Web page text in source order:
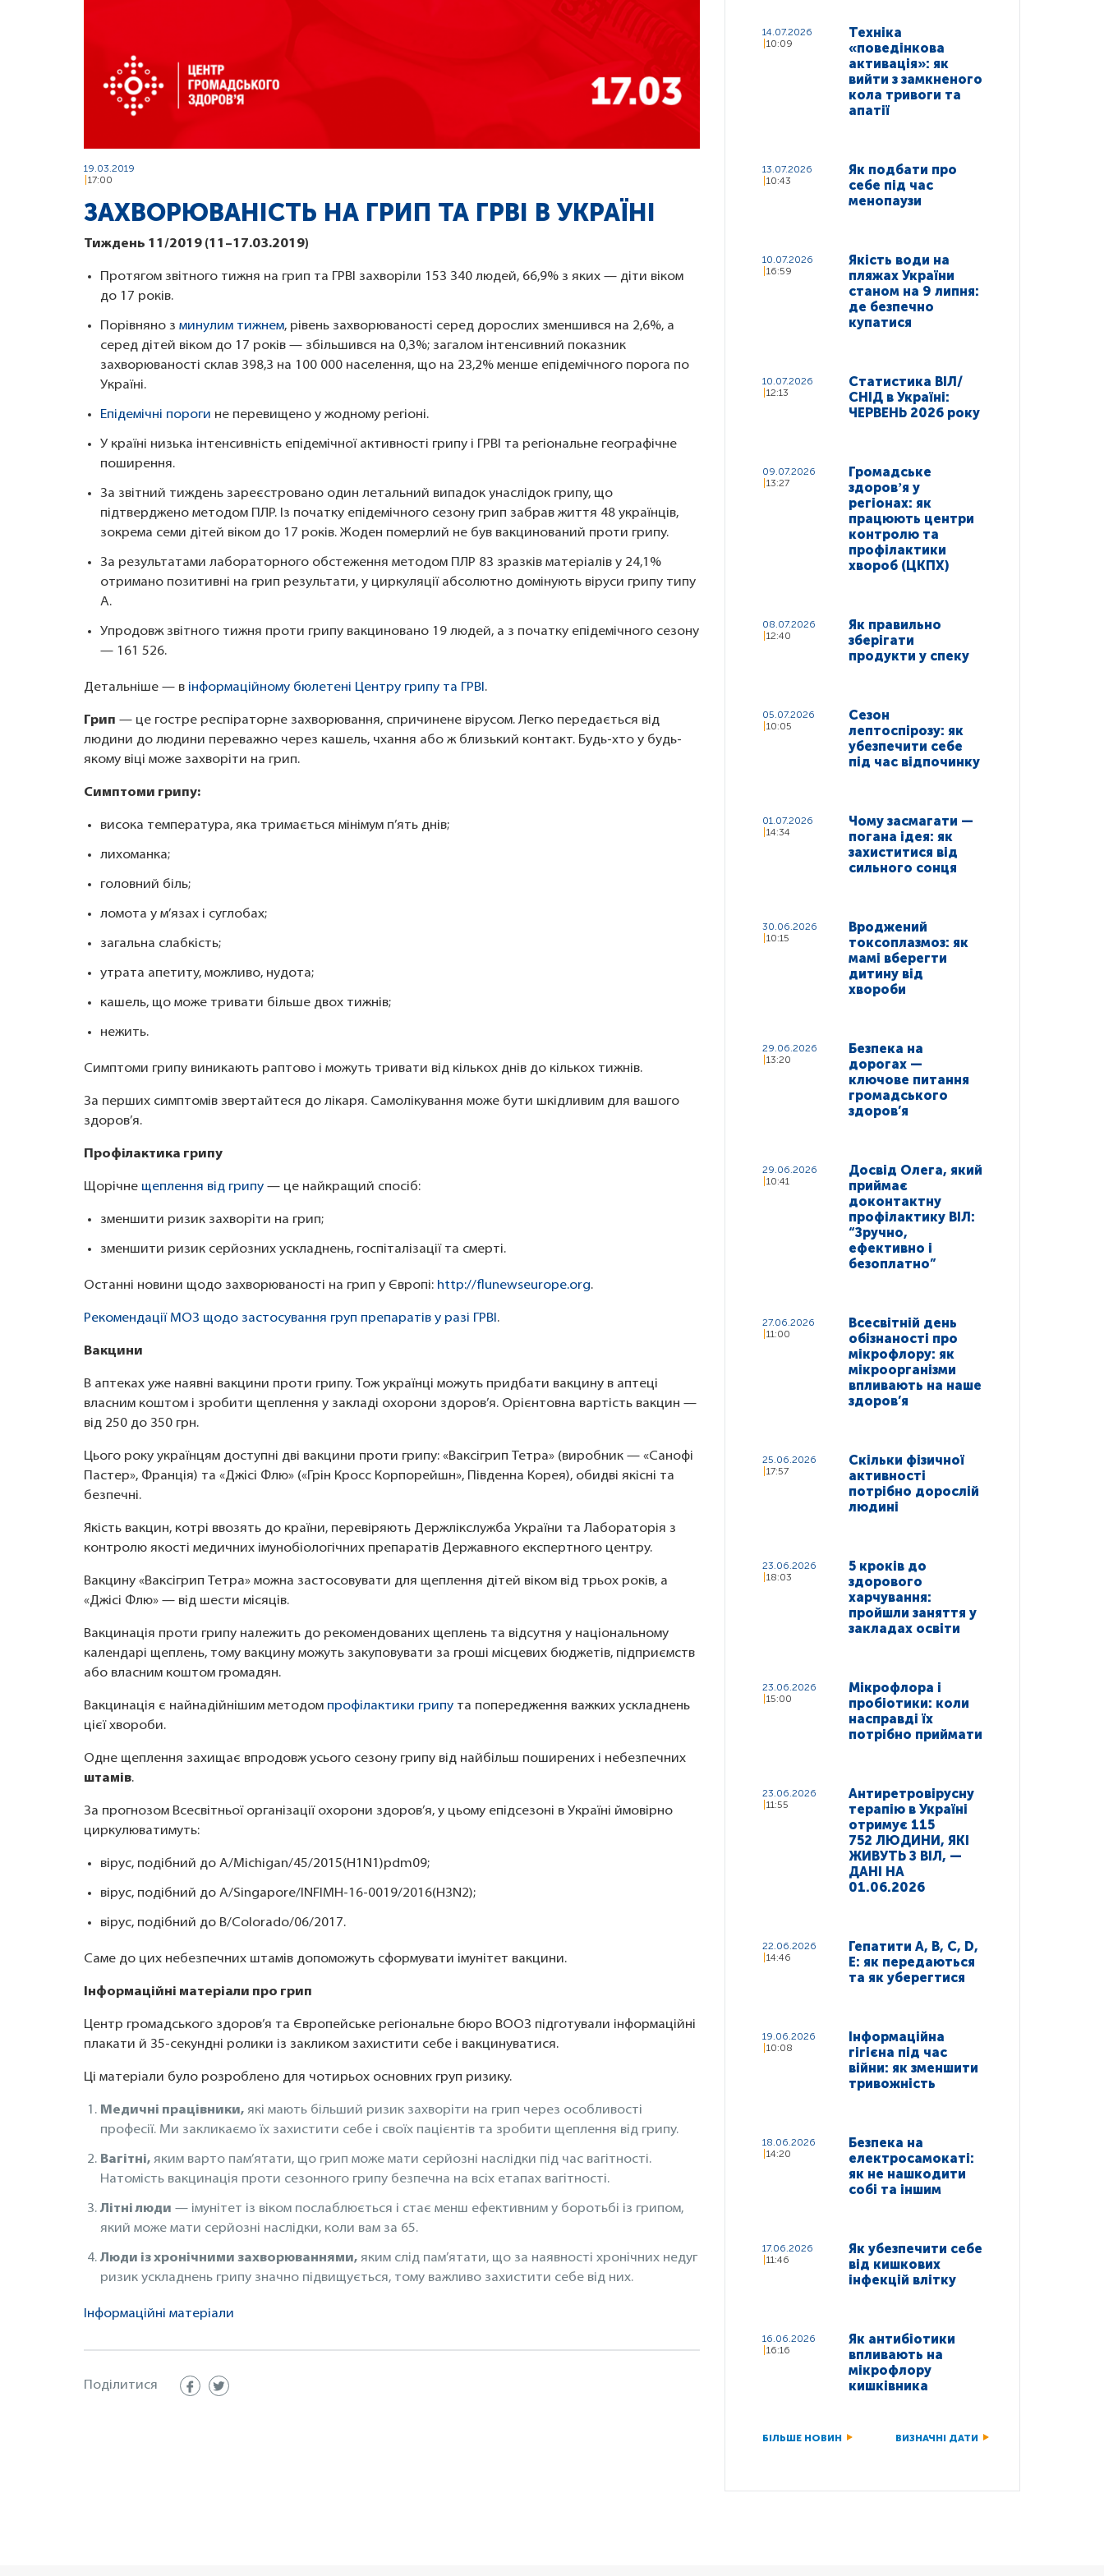
19.03.2019
17:00
ЗАХВОРЮВАНІСТЬ НА ГРИП ТА ГРВІ В УКРАЇНІ
Тиждень 11/2019 (11–17.03.2019)
Протягом звітного тижня на грип та ГРВІ захворіли 153 340 людей, 66,9% з яких — діти віком
до 17 років.
Порівняно з минулим тижнем, рівень захворюваності серед дорослих зменшився на 2,6%, а
серед дітей віком до 17 років — збільшився на 0,3%; загалом інтенсивний показник
захворюваності склав 398,3 на 100 000 населення, що на 23,2% менше епідемічного порога по
Україні.
Епідемічні пороги не перевищено у жодному регіоні.
У країні низька інтенсивність епідемічної активності грипу і ГРВІ та регіональне географічне
поширення.
За звітний тиждень зареєстровано один летальний випадок унаслідок грипу, що
підтверджено методом ПЛР. Із початку епідемічного сезону грип забрав життя 48 українців,
зокрема семи дітей віком до 17 років. Жоден померлий не був вакцинований проти грипу.
За результатами лабораторного обстеження методом ПЛР 83 зразків матеріалів у 24,1%
отримано позитивні на грип результати, у циркуляції абсолютно домінують віруси грипу типу
A.
Упродовж звітного тижня проти грипу вакциновано 19 людей, а з початку епідемічного сезону
— 161 526.
Детальніше — в інформаційному бюлетені Центру грипу та ГРВІ.
Грип — це гостре респіраторне захворювання, спричинене вірусом. Легко передається від
людини до людини переважно через кашель, чхання або ж близький контакт. Будь-хто у будь-
якому віці може захворіти на грип.
Симптоми грипу:
висока температура, яка тримається мінімум п’ять днів;
лихоманка;
головний біль;
ломота у м’язах і суглобах;
загальна слабкість;
утрата апетиту, можливо, нудота;
кашель, що може тривати більше двох тижнів;
нежить.
Симптоми грипу виникають раптово і можуть тривати від кількох днів до кількох тижнів.
За перших симптомів звертайтеся до лікаря. Самолікування може бути шкідливим для вашого
здоров’я.
Профілактика грипу
Щорічне щеплення від грипу — це найкращий спосіб:
зменшити ризик захворіти на грип;
зменшити ризик серйозних ускладнень, госпіталізації та смерті.
Останні новини щодо захворюваності на грип у Європі: http://flunewseurope.org.
Рекомендації МОЗ щодо застосування груп препаратів у разі ГРВІ.
Вакцини
В аптеках уже наявні вакцини проти грипу. Тож українці можуть придбати вакцину в аптеці
власним коштом і зробити щеплення у закладі охорони здоров’я. Орієнтовна вартість вакцин —
від 250 до 350 грн.
Цього року українцям доступні дві вакцини проти грипу: «Ваксігрип Тетра» (виробник — «Санофі
Пастер», Франція) та «Джісі Флю» («Грін Кросс Корпорейшн», Південна Корея), обидві якісні та
безпечні.
Якість вакцин, котрі ввозять до країни, перевіряють Держлікслужба України та Лабораторія з
контролю якості медичних імунобіологічних препаратів Державного експертного центру.
Вакцину «Ваксігрип Тетра» можна застосовувати для щеплення дітей віком від трьох років, а
«Джісі Флю» — від шести місяців.
Вакцинація проти грипу належить до рекомендованих щеплень та відсутня у національному
календарі щеплень, тому вакцину можуть закуповувати за гроші місцевих бюджетів, підприємств
або власним коштом громадян.
Вакцинація є найнадійнішим методом профілактики грипу та попередження важких ускладнень
цієї хвороби.
Одне щеплення захищає впродовж усього сезону грипу від найбільш поширених і небезпечних
штамів.
За прогнозом Всесвітньої організації охорони здоров’я, у цьому епідсезоні в Україні ймовірно
циркулюватимуть:
вірус, подібний до A/Michigan/45/2015(H1N1)pdm09;
вірус, подібний до A/Singapore/INFIMH-16-0019/2016(H3N2);
вірус, подібний до B/Colorado/06/2017.
Саме до цих небезпечних штамів допоможуть сформувати імунітет вакцини.
Інформаційні матеріали про грип
Центр громадського здоров’я та Європейське регіональне бюро ВООЗ підготували інформаційні
плакати й 35-секундні ролики із закликом захистити себе і вакцинуватися.
Ці матеріали було розроблено для чотирьох основних груп ризику.
Медичні працівники, які мають більший ризик захворіти на грип через особливості
професії. Ми закликаємо їх захистити себе і своїх пацієнтів та зробити щеплення від грипу.
Вагітні, яким варто пам’ятати, що грип може мати серйозні наслідки під час вагітності.
Натомість вакцинація проти сезонного грипу безпечна на всіх етапах вагітності.
Літні люди — імунітет із віком послаблюється і стає менш ефективним у боротьбі із грипом,
який може мати серйозні наслідки, коли вам за 65.
Люди із хронічними захворюваннями, яким слід пам’ятати, що за наявності хронічних недуг
ризик ускладнень грипу значно підвищується, тому важливо захистити себе від них.
Інформаційні матеріали
Поділитися
14.07.2026
10:09
Техніка
«поведінкова
активація»: як
вийти з замкненого
кола тривоги та
апатії
13.07.2026
10:43
Як подбати про
себе під час
менопаузи
10.07.2026
16:59
Якість води на
пляжах України
станом на 9 липня:
де безпечно
купатися
10.07.2026
12:13
Статистика ВІЛ/
СНІД в Україні:
ЧЕРВЕНЬ 2026 року
09.07.2026
13:27
Громадське
здоровʼя у
регіонах: як
працюють центри
контролю та
профілактики
хвороб (ЦКПХ)
08.07.2026
12:40
Як правильно
зберігати
продукти у спеку
05.07.2026
10:05
Сезон
лептоспірозу: як
убезпечити себе
під час відпочинку
01.07.2026
14:34
Чому засмагати —
погана ідея: як
захиститися від
сильного сонця
30.06.2026
10:15
Вроджений
токсоплазмоз: як
мамі вберегти
дитину від
хвороби
29.06.2026
13:20
Безпека на
дорогах —
ключове питання
громадського
здоров’я
29.06.2026
10:41
Досвід Олега, який
приймає
доконтактну
профілактику ВІЛ:
“Зручно,
ефективно і
безоплатно”
27.06.2026
11:00
Всесвітній день
обізнаності про
мікрофлору: як
мікроорганізми
впливають на наше
здоров’я
25.06.2026
17:57
Скільки фізичної
активності
потрібно дорослій
людині
23.06.2026
18:03
5 кроків до
здорового
харчування:
пройшли заняття у
закладах освіти
23.06.2026
15:00
Мікрофлора і
пробіотики: коли
насправді їх
потрібно приймати
23.06.2026
11:55
Антиретровірусну
терапію в Україні
отримує 115
752 ЛЮДИНИ, ЯКІ
ЖИВУТЬ З ВІЛ, —
ДАНІ НА
01.06.2026
22.06.2026
14:46
Гепатити A, B, C, D,
E: як передаються
та як уберегтися
19.06.2026
10:08
Інформаційна
гігієна під час
війни: як зменшити
тривожність
18.06.2026
14:20
Безпека на
електросамокаті:
як не нашкодити
собі та іншим
17.06.2026
11:46
Як убезпечити себе
від кишкових
інфекцій влітку
16.06.2026
16:16
Як антибіотики
впливають на
мікрофлору
кишківника
БІЛЬШЕ НОВИН ВИЗНАЧНІ ДАТИ